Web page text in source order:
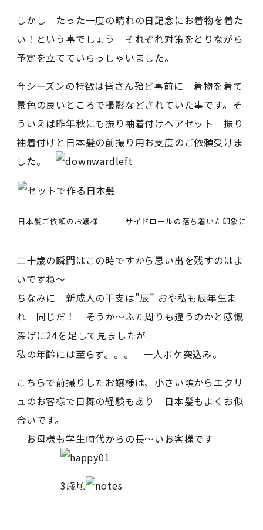
しかし たった一度の晴れの日記念にお着物を着た
い！という事でしょう それぞれ対策をとりながら
予定を立てていらっしゃいました。
今シーズンの特徴は皆さん殆ど事前に 着物を着て
景色の良いところで撮影などされていた事です。そ
ういえば昨年秋にも振り袖着付けヘアセット 振り
袖着付けと日本髪の前撮り用お支度のご依頼受けま
した。
日本髪ご依頼のお嬢様 サイドロールの落ち着いた印象に
二十歳の瞬間はこの時ですから思い出を残すのはよ
いですね〜
ちなみに 新成人の干支は”辰” おや私も辰年生ま
れ 同じだ！ そうか〜ふた周りも違うのかと感慨
深げに24を足して見ましたが
私の年齢には至らず。。。 一人ボケ突込み。
こちらで前撮りしたお嬢様は、小さい頃からエクリ
ュのお客様で日舞の経験もあり 日本髪もよくお似
合いです。
お母様も学生時代からの長〜いお客様です
3歳頃